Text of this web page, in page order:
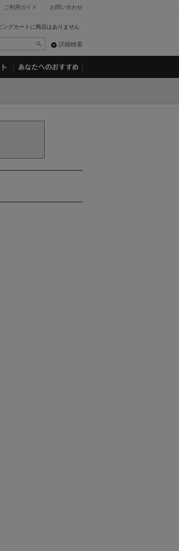
お問い合わせ
ご利用ガイド
ングカートに商品はありません
詳細検索